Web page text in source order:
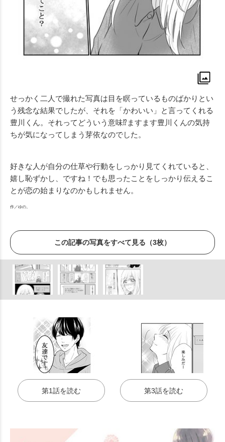
せっかく二人で撮れた写真は目を瞑っているものばかりとい
う残念な結果でしたが、それを「かわいい」と言ってくれる
豊川くん。それってどういう意味⁉︎ますます豊川くんの気持
ちが気になってしまう芽依なのでした。
好きな人が自分の仕草や行動をしっかり見てくれていると、
嬉し恥ずかし、ですね！でも思ったことをしっかり伝えるこ
とが恋の始まりなのかもしれません。
作／ゆの。
この記事の写真をすべて見る（3枚）
第1話を読む 第3話を読む